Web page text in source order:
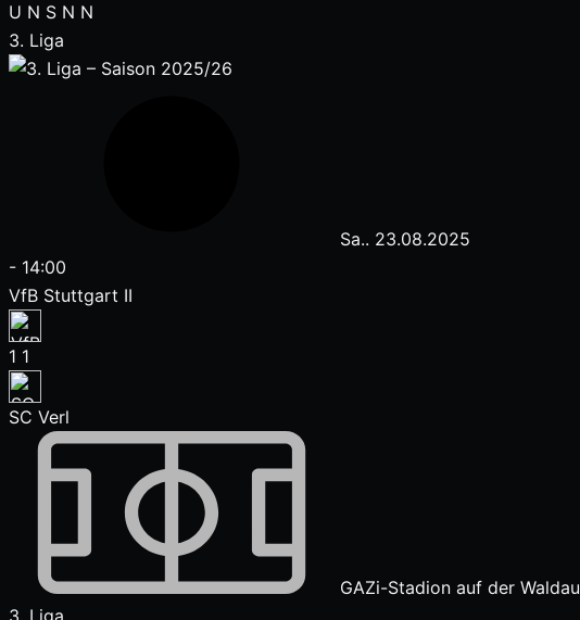
U N S N N
3. Liga
Sa.. 23.08.2025
- 14:00
VfB Stuttgart II
1 1
SC Verl
GAZi-Stadion auf der Waldau
3. Liga